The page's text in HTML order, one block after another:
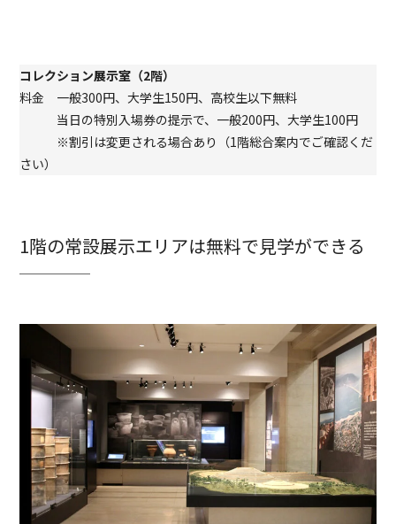
コレクション展示室（2階）
料金 一般300円、大学生150円、高校生以下無料
当日の特別入場券の提示で、一般200円、大学生100円
※割引は変更される場合あり（1階総合案内でご確認くだ
さい）
1階の常設展示エリアは無料で見学ができる